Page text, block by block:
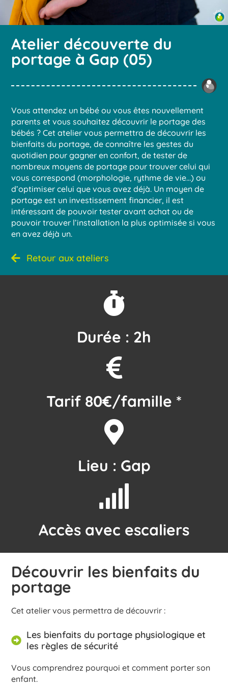
Atelier découverte du
portage à Gap (05)
Vous attendez un bébé ou vous êtes nouvellement
parents et vous souhaitez découvrir le portage des
bébés ? Cet atelier vous permettra de découvrir les
bienfaits du portage, de connaître les gestes du
quotidien pour gagner en confort, de tester de
nombreux moyens de portage pour trouver celui qui
vous correspond (morphologie, rythme de vie…) ou
d’optimiser celui que vous avez déjà. Un moyen de
portage est un investissement financier, il est
intéressant de pouvoir tester avant achat ou de
pouvoir trouver l’installation la plus optimisée si vous
en avez déjà un.
Retour aux ateliers
Durée : 2h
Tarif 80€/famille *
Lieu : Gap
Accès avec escaliers
Découvrir les bienfaits du
portage
Cet atelier vous permettra de découvrir :
Les bienfaits du portage physiologique et
les règles de sécurité
Vous comprendrez pourquoi et comment porter son
enfant.